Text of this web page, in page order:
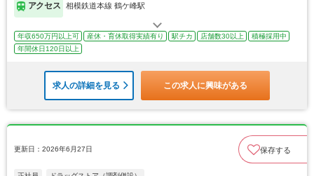
アクセス 相模鉄道本線 鶴ケ峰駅
年収650万円以上可 産休・育休取得実績有り 駅チカ 店舗数30以上
積極採用中
年間休日120日以上
求人の詳細を見る この求人に興味がある
更新日：2026年6月27日 保存する